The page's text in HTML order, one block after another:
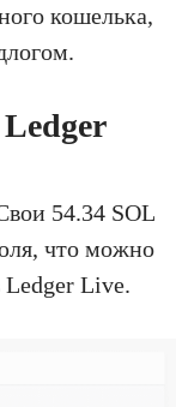
кошелька,
54.34 SOL
что можно
Ledger Live.